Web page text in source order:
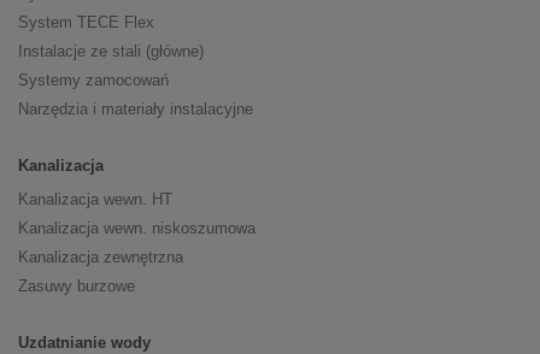
System TECE Flex
Instalacje ze stali (główne)
Systemy zamocowań
Narzędzia i materiały instalacyjne
Kanalizacja
Kanalizacja wewn. HT
Kanalizacja wewn. niskoszumowa
Kanalizacja zewnętrzna
Zasuwy burzowe
Uzdatnianie wody